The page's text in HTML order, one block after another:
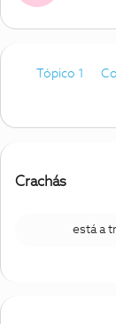
Tópico 1
Crachás
está a